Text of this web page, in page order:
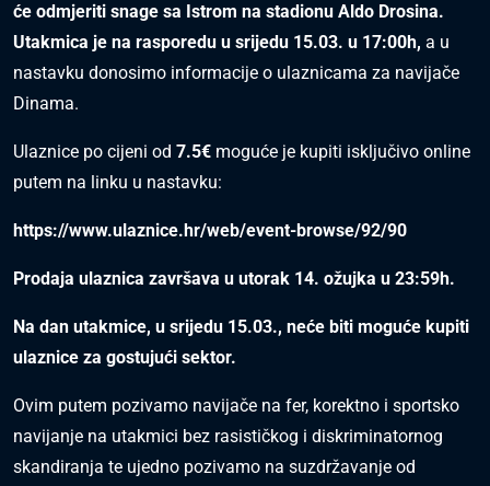
će odmjeriti snage sa Istrom na stadionu Aldo Drosina.
Utakmica je na rasporedu u srijedu 15.03. u 17:00h, a u
nastavku donosimo informacije o ulaznicama za navijače
Dinama.
Ulaznice po cijeni od 7.5€ moguće je kupiti isključivo online
putem na linku u nastavku:
https://www.ulaznice.hr/web/event-browse/92/90
Prodaja ulaznica završava u utorak 14. ožujka u 23:59h.
Na dan utakmice, u srijedu 15.03., neće biti moguće kupiti
ulaznice za gostujući sektor.
Ovim putem pozivamo navijače na fer, korektno i sportsko
navijanje na utakmici bez rasističkog i diskriminatornog
skandiranja te ujedno pozivamo na suzdržavanje od